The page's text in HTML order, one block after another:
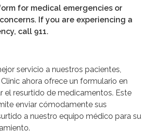
for medical emergencies or
If you are experiencing a
call 911.
servicio a nuestros pacientes,
ahora ofrece un formulario en
el resurtido de medicamentos. Este
enviar cómodamente sus
a nuestro equipo médico para su